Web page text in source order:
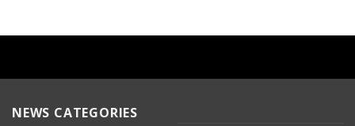
NEWS CATEGORIES